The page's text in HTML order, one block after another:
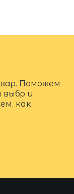
Поможем
выбр и
как